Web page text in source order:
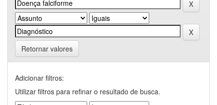
Retornar valores
Adicionar filtros:
Utilizar filtros para refinar o resultado de busca.